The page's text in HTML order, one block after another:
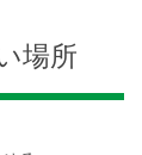
場所